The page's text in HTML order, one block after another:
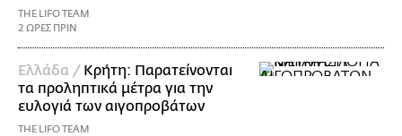
THE LIFO TEAM
2 ΩΡΕΣ ΠΡΙΝ
Ελλάδα / Κρήτη: Παρατείνονται
τα προληπτικά μέτρα για την
ευλογιά των αιγοπροβάτων
THE LIFO TEAM